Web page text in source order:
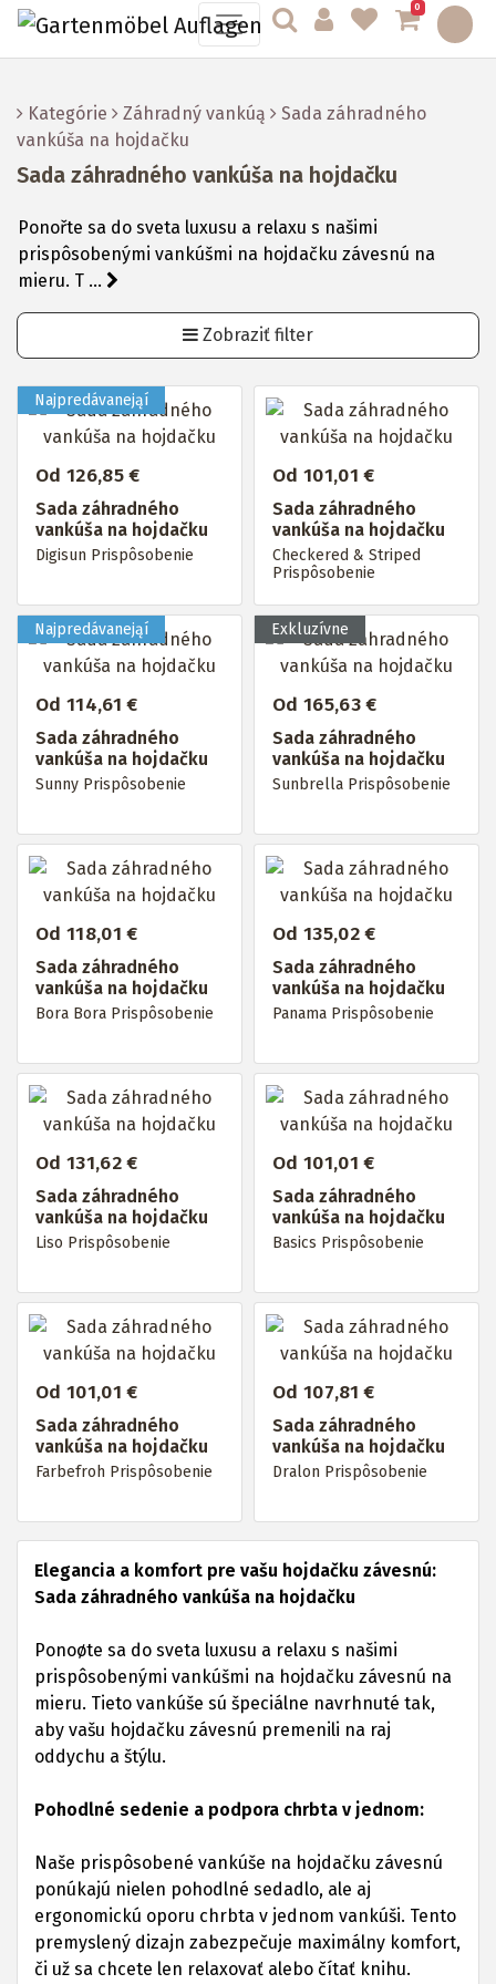
0
Kategórie Záhradný vankúą
Sada záhradného
vankúša na hojdačku
Sada záhradného vankúša na hojdačku
Ponořte sa do sveta luxusu a relaxu s našimi
prispôsobenými vankúšmi na hojdačku závesnú na
mieru. T ...
Zobraziť filter
Od 126,85 €
Sada záhradného
vankúša na hojdačku
Digisun Prispôsobenie
Od 101,01 €
Sada záhradného
vankúša na hojdačku
Checkered & Striped
Prispôsobenie
Od 114,61 €
Sada záhradného
vankúša na hojdačku
Sunny Prispôsobenie
Od 165,63 €
Sada záhradného
vankúša na hojdačku
Sunbrella Prispôsobenie
Od 118,01 €
Sada záhradného
vankúša na hojdačku
Bora Bora Prispôsobenie
Od 135,02 €
Sada záhradného
vankúša na hojdačku
Panama Prispôsobenie
Od 131,62 €
Sada záhradného
vankúša na hojdačku
Liso Prispôsobenie
Od 101,01 €
Sada záhradného
vankúša na hojdačku
Basics Prispôsobenie
Od 101,01 €
Sada záhradného
vankúša na hojdačku
Farbefroh Prispôsobenie
Od 107,81 €
Sada záhradného
vankúša na hojdačku
Dralon Prispôsobenie
Elegancia a komfort pre vašu hojdačku závesnú:
Sada záhradného vankúša na hojdačku
Ponoøte sa do sveta luxusu a relaxu s našimi
prispôsobenými vankúšmi na hojdačku závesnú na
mieru. Tieto vankúše sú špeciálne navrhnuté tak,
aby vašu hojdačku závesnú premenili na raj
oddychu a štýlu.
Pohodlné sedenie a podpora chrbta v jednom:
Naše prispôsobené vankúše na hojdačku závesnú
ponúkajú nielen pohodlné sedadlo, ale aj
ergonomickú oporu chrbta v jednom vankúši. Tento
premyslený dizajn zabezpečuje maximálny komfort,
či už sa chcete len relaxovať alebo čítať knihu.